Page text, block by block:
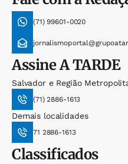
(71) 99601-0020
AssineA TARDE
Salvador e Região
(71) 2886-1613
Demais localidades
71 2886-1613
Classificados